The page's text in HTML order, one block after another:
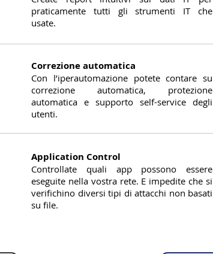
praticamente tutti gli strumenti IT che
usate.
Correzione automatica
Con l’iperautomazione potete contare su
correzione automatica, protezione
automatica e supporto self-service degli
utenti.
Application Control
Controllate quali app possono essere
eseguite nella vostra rete. E impedite che si
verifichino diversi tipi di attacchi non basati
su file.